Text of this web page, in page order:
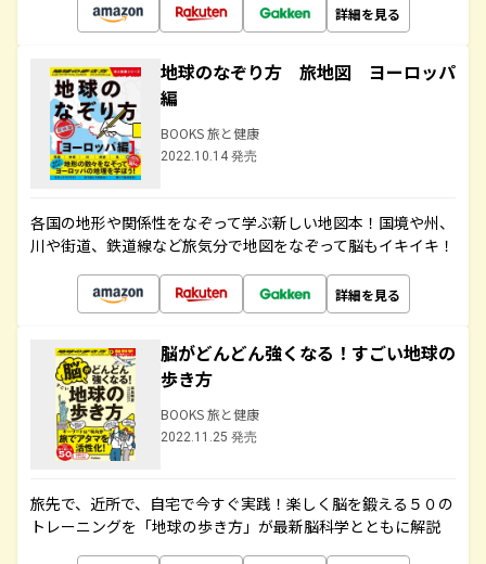
詳細を見る
地球のなぞり方 旅地図 ヨーロッパ
編
BOOKS 旅と健康
2022.10.14 発売
各国の地形や関係性をなぞって学ぶ新しい地図本！国境や州、
川や街道、鉄道線など旅気分で地図をなぞって脳もイキイキ！
詳細を見る
脳がどんどん強くなる！すごい地球の
歩き方
BOOKS 旅と健康
2022.11.25 発売
旅先で、近所で、自宅で今すぐ実践！楽しく脳を鍛える５０の
トレーニングを「地球の歩き方」が最新脳科学とともに解説